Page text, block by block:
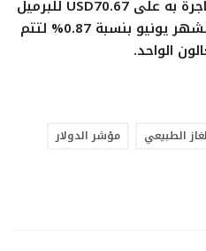
يونيو بنسبة 0.62% لتتم المتاجرة به على USD70.67 للبرميل
بينما هبط سعر زيت التدفئة لشهر يونيو بنسبة 0.87% لتتم
الطبيعي
مؤشر الدولار